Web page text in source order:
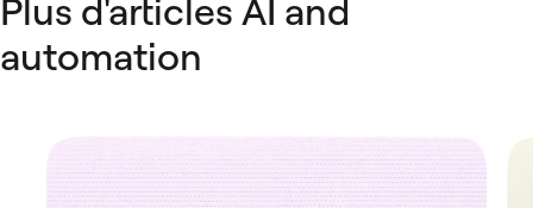
Plus d'articles AI and
automation